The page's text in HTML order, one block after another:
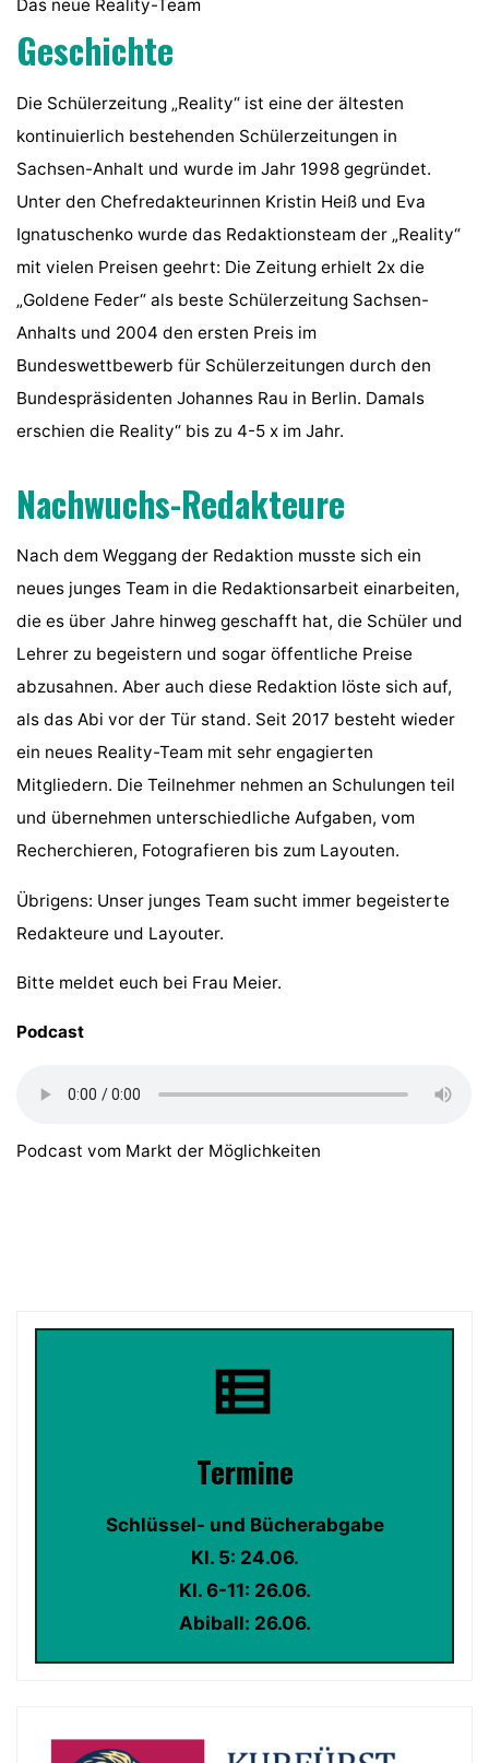
Das neue Reality-Team
Geschichte
Die Schülerzeitung „Reality“ ist eine der ältesten
kontinuierlich bestehenden Schülerzeitungen in
Sachsen-Anhalt und wurde im Jahr 1998 gegründet.
Unter den Chefredakteurinnen Kristin Heiß und Eva
Ignatuschenko wurde das Redaktionsteam der „Reality“
mit vielen Preisen geehrt: Die Zeitung erhielt 2x die
„Goldene Feder“ als beste Schülerzeitung Sachsen-
Anhalts und 2004 den ersten Preis im
Bundeswettbewerb für Schülerzeitungen durch den
Bundespräsidenten Johannes Rau in Berlin. Damals
erschien die Reality“ bis zu 4-5 x im Jahr.
Nachwuchs-Redakteure
Nach dem Weggang der Redaktion musste sich ein
neues junges Team in die Redaktionsarbeit einarbeiten,
die es über Jahre hinweg geschafft hat, die Schüler und
Lehrer zu begeistern und sogar öffentliche Preise
abzusahnen. Aber auch diese Redaktion löste sich auf,
als das Abi vor der Tür stand. Seit 2017 besteht wieder
ein neues Reality-Team mit sehr engagierten
Mitgliedern. Die Teilnehmer nehmen an Schulungen teil
und übernehmen unterschiedliche Aufgaben, vom
Recherchieren, Fotografieren bis zum Layouten.
Übrigens: Unser junges Team sucht immer begeisterte
Redakteure und Layouter.
Bitte meldet euch bei Frau Meier.
Podcast
Podcast vom Markt der Möglichkeiten
view_list
Termine
Schlüssel- und Bücherabgabe
Kl. 5: 24.06.
Kl. 6-11: 26.06.
Abiball: 26.06.